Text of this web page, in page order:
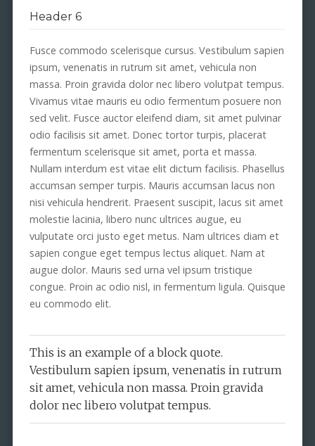
Header 6
Fusce commodo scelerisque cursus. Vestibulum sapien
ipsum, venenatis in rutrum sit amet, vehicula non
massa. Proin gravida dolor nec libero volutpat tempus.
Vivamus vitae mauris eu odio fermentum posuere non
sed velit. Fusce auctor eleifend diam, sit amet pulvinar
odio facilisis sit amet. Donec tortor turpis, placerat
fermentum scelerisque sit amet, porta et massa.
Nullam interdum est vitae elit dictum facilisis. Phasellus
accumsan semper turpis. Mauris accumsan lacus non
nisi vehicula hendrerit. Praesent suscipit, lacus sit amet
molestie lacinia, libero nunc ultrices augue, eu
vulputate orci justo eget metus. Nam ultrices diam et
sapien congue eget tempus lectus aliquet. Nam at
augue dolor. Mauris sed urna vel ipsum tristique
congue. Proin ac odio nisl, in fermentum ligula. Quisque
eu commodo elit.
This is an example of a block quote.
Vestibulum sapien ipsum, venenatis in rutrum
sit amet, vehicula non massa. Proin gravida
dolor nec libero volutpat tempus.